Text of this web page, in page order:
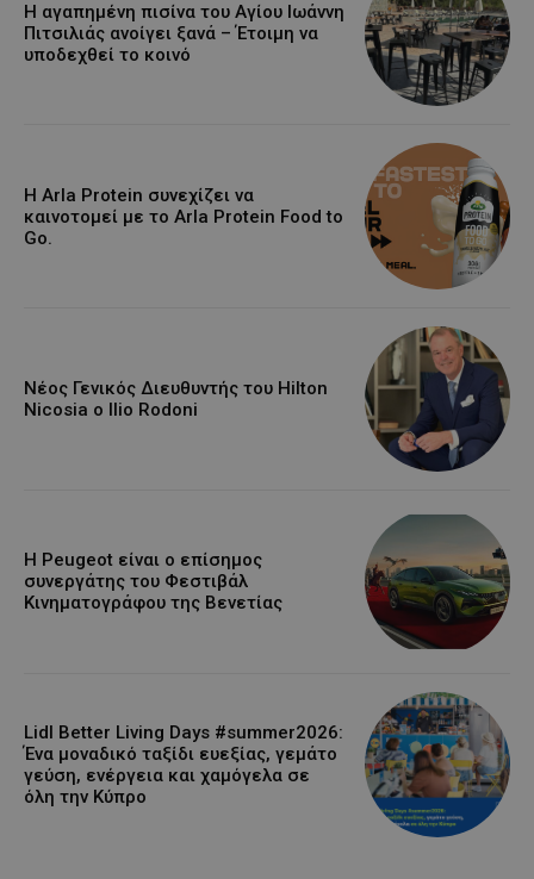
Η αγαπημένη πισίνα του Αγίου Ιωάννη
Πιτσιλιάς ανοίγει ξανά – Έτοιμη να
υποδεχθεί το κοινό
Η Arla Protein συνεχίζει να
καινοτομεί με το Arla Protein Food to
Go.
Νέος Γενικός Διευθυντής του Hilton
Nicosia ο Ilio Rodoni
Η Peugeot είναι ο επίσημος
συνεργάτης του Φεστιβάλ
Κινηματογράφου της Βενετίας
Lidl Better Living Days #summer2026:
Ένα μοναδικό ταξίδι ευεξίας, γεμάτο
γεύση, ενέργεια και χαμόγελα σε
όλη την Κύπρο